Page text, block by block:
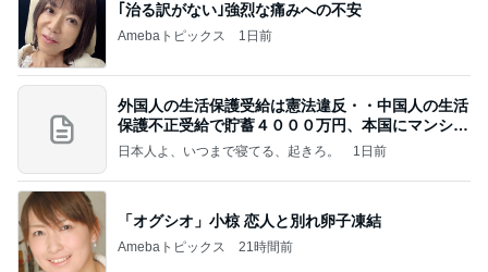
｢治る訳がない｣強烈な痛みへの不安
Amebaトピックス 1日前
外国人の生活保護受給は憲法違反・・中国人の生活
保護不正受給で貯蓄４０００万円、本国にマンショ
ンを
日本人よ、いつまで寝てる、起きろ。 1日前
「オグシオ」小椋 恋人と別れ卵子凍結
Amebaトピックス 21時間前